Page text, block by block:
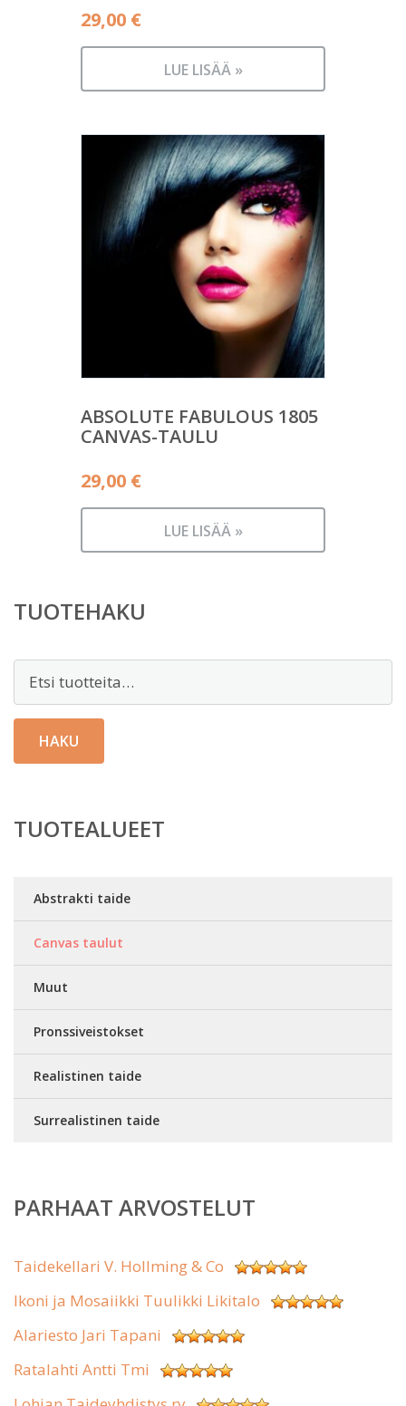
29,00 €
LUE LISÄÄ »
ABSOLUTE FABULOUS 1805
CANVAS-TAULU
29,00 €
LUE LISÄÄ »
TUOTEHAKU
Etsi:
HAKU
TUOTEALUEET
Abstrakti taide
Canvas taulut
Muut
Pronssiveistokset
Realistinen taide
Surrealistinen taide
PARHAAT ARVOSTELUT
Taidekellari V. Hollming & Co
Ikoni ja Mosaiikki Tuulikki Likitalo
Alariesto Jari Tapani
Ratalahti Antti Tmi